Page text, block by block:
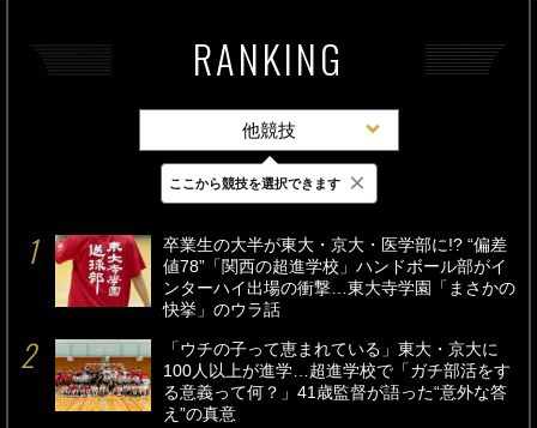
RANKING
他競技
最新 24時間 週間
卒業生の大半が東大・京大・医学部に!? “偏差
値78”「関西の超進学校」ハンドボール部がイ
ンターハイ出場の衝撃…東大寺学園「まさかの
快挙」のウラ話
「ウチの子って恵まれている」東大・京大に
100人以上が進学…超進学校で「ガチ部活をす
る意義って何？」41歳監督が語った“意外な答
え”の真意
ここから競技を選択できます ×